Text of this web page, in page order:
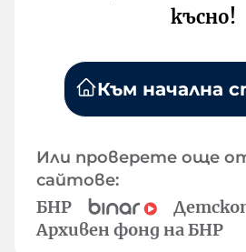
късно!
Към начална
Или проверете още
сайтове:
БНР
Архивен фонд на БНР